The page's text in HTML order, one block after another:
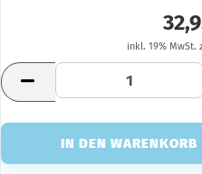
inkl. 19% MwSt.